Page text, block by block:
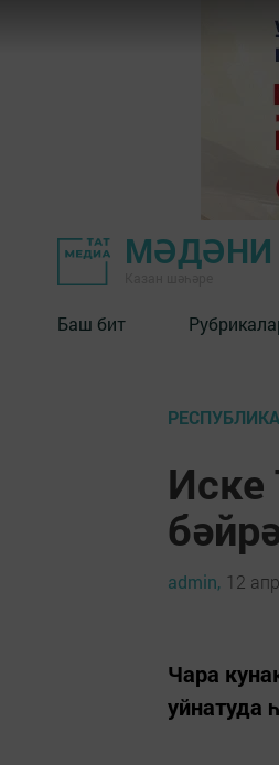
Баш бит
Иске
admin, 12
Чара
уйнатуда